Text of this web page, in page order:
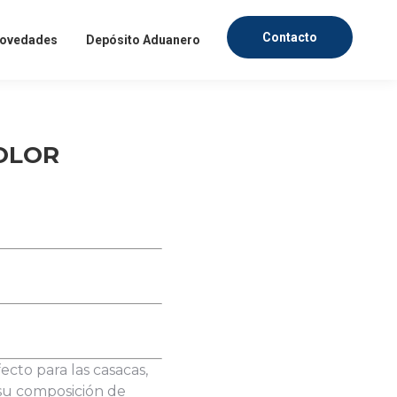
Depósito Aduanero Contacto
para las casacas,
composición de
dentro de un
textil. Ingresa
posible.